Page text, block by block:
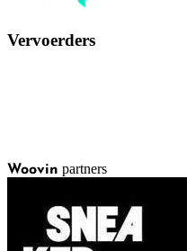
Vervoerders
Woovin partners